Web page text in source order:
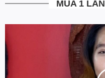
từ 0đ.
6. Vì sao cam kết Giá Tốt
Chúng tôi chọn cách tối ưu
trung gian, không cửa hàng
MUA 1